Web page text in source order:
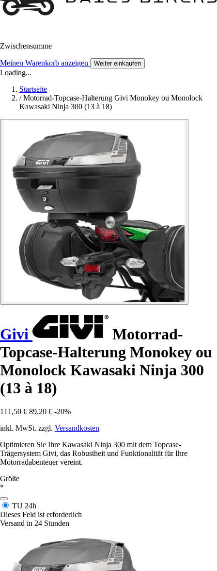
Zwischensumme
Meinen Warenkorb anzeigen Weiter einkaufen
Loading...
Startseite
/ Motorrad-Topcase-Halterung Givi Monokey ou Monolock
Kawasaki Ninja 300 (13 à 18)
Givi
Motorrad-
Topcase-Halterung Monokey ou
Monolock Kawasaki Ninja 300
(13 à 18)
111,50 € 89,20 € -20%
inkl. MwSt. zzgl. Versandkosten
Optimieren Sie Ihre Kawasaki Ninja 300 mit dem Topcase-
Trägersystem Givi, das Robustheit und Funktionalität für Ihre
Motorradabenteuer vereint.
Größe
*
TU 24h
Dieses Feld ist erforderlich
Versand in 24 Stunden